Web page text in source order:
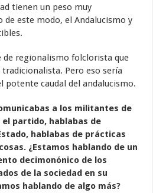
tienen un peso muy
este modo, el Andalucismo y
de regionalismo folclorista que
Pero eso sería
potente caudal del andalucismo.
a los militantes de
partido, hablabas de
hablabas de prácticas
¿Estamos hablando de un
decimonónico de los
de la sociedad en su
hablando de algo más?